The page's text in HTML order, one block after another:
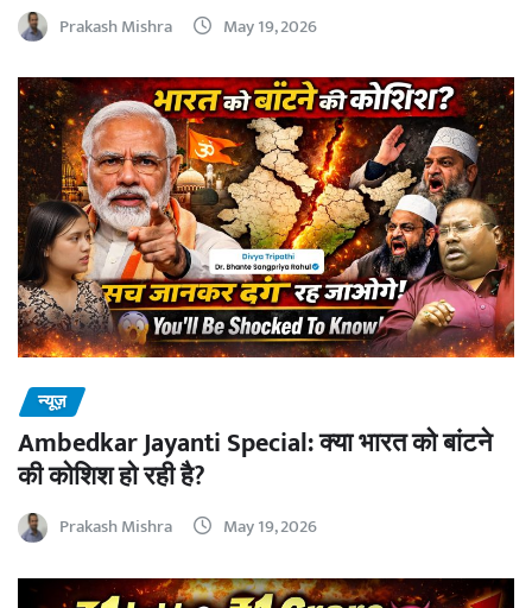
Prakash Mishra May 19, 2026
न्यूज़
Ambedkar Jayanti Special: क्या भारत को बांटने
की कोशिश हो रही है?
Prakash Mishra May 19, 2026